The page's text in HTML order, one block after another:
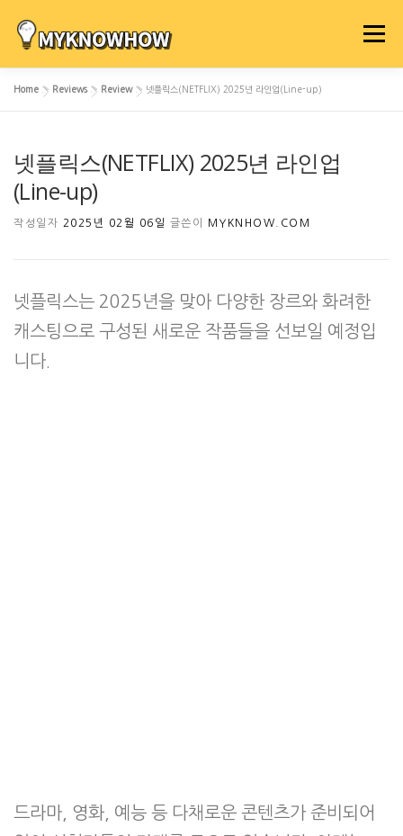
로
메뉴
Home » Reviews» Review» 넷플릭스(NETFLIX) 2025년 라인업(Line-up)
넷플릭스(NETFLIX) 2025년 라인업
(Line-up)
작성일자 2025년 02월 06일 글쓴이 MYKNHOW.COM
넷플릭스는 2025년을 맞아 다양한 장르와 화려한
캐스팅으로 구성된 새로운 작품들을 선보일 예정입
니다.
드라마, 영화, 예능 등 다채로운 콘텐츠가 준비되어